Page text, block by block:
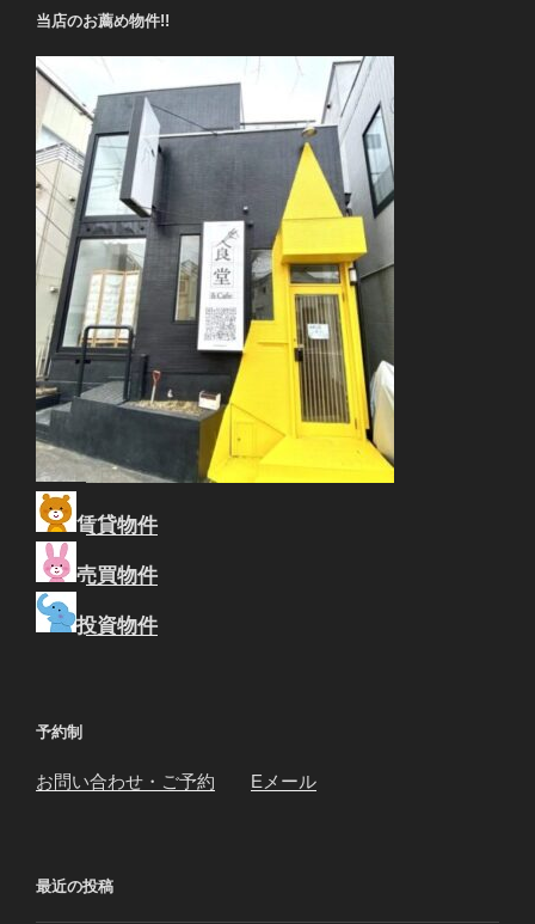
当店のお薦め物件!!
賃貸物件
売買物件
投資物件
予約制
お問い合わせ・ご予約 Eメール
最近の投稿